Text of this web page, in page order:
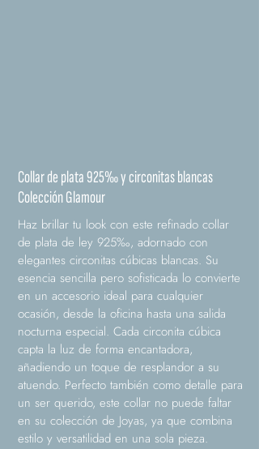
Collar de plata 925‰ y circonitas blancas
Colección Glamour
Haz brillar tu look con este refinado collar
de plata de ley 925‰, adornado con
elegantes circonitas cúbicas blancas. Su
esencia sencilla pero sofisticada lo convierte
en un accesorio ideal para cualquier
ocasión, desde la oficina hasta una salida
nocturna especial. Cada circonita cúbica
capta la luz de forma encantadora,
añadiendo un toque de resplandor a su
atuendo. Perfecto también como detalle para
un ser querido, este collar no puede faltar
en su colección de Joyas, ya que combina
estilo y versatilidad en una sola pieza.